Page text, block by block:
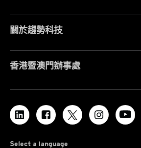
關於趨勢科技
香港暨澳門辦事處
Select a language